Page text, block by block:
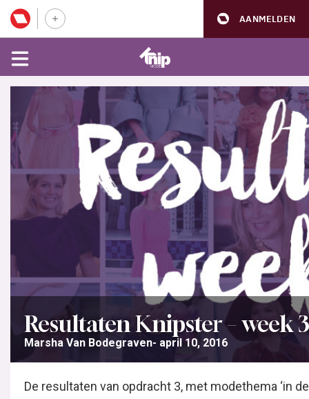
AANMELDEN
Resultaten Knipster – week
Marsha Van Bodegraven april 10, 2016
De resultaten van opdracht 3, met modethema ‘in